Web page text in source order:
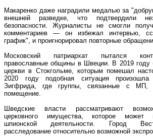
Макаренко даже наградили медалью за
внешней разведке, что подтвердили
безопасности. Журналисты не смогли
комментариев — он избежал интервью,
график", и проигнорировал повторные
Московский патриархат пытался
православные общины в Швеции. В 2019 году
церкви в Стокгольме, которым помешал
2020 году подобная ситуация
Зигфрида, где группы, связанные с МП,
помещение.
Шведские власти рассматривают
церковного имущества, которое может
шпионской деятельности. Город
расследование относительно возможной